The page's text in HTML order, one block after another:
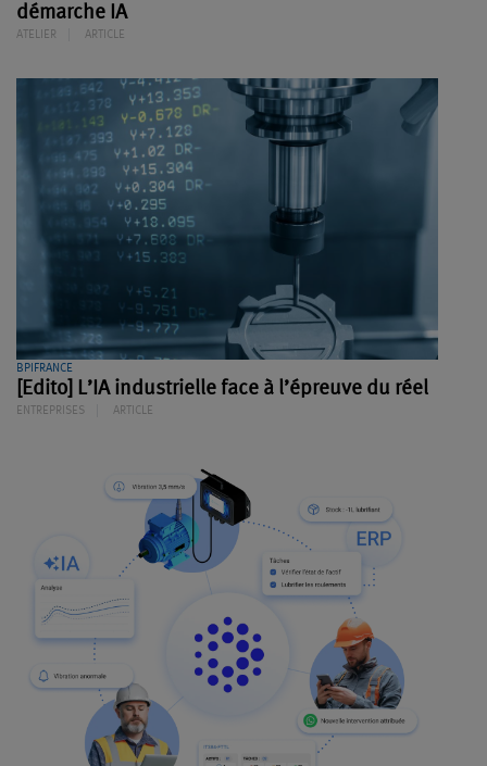
démarche IA
ATELIER ARTICLE
BPIFRANCE
[Edito] L’IA industrielle face à l’épreuve du réel
ENTREPRISES ARTICLE